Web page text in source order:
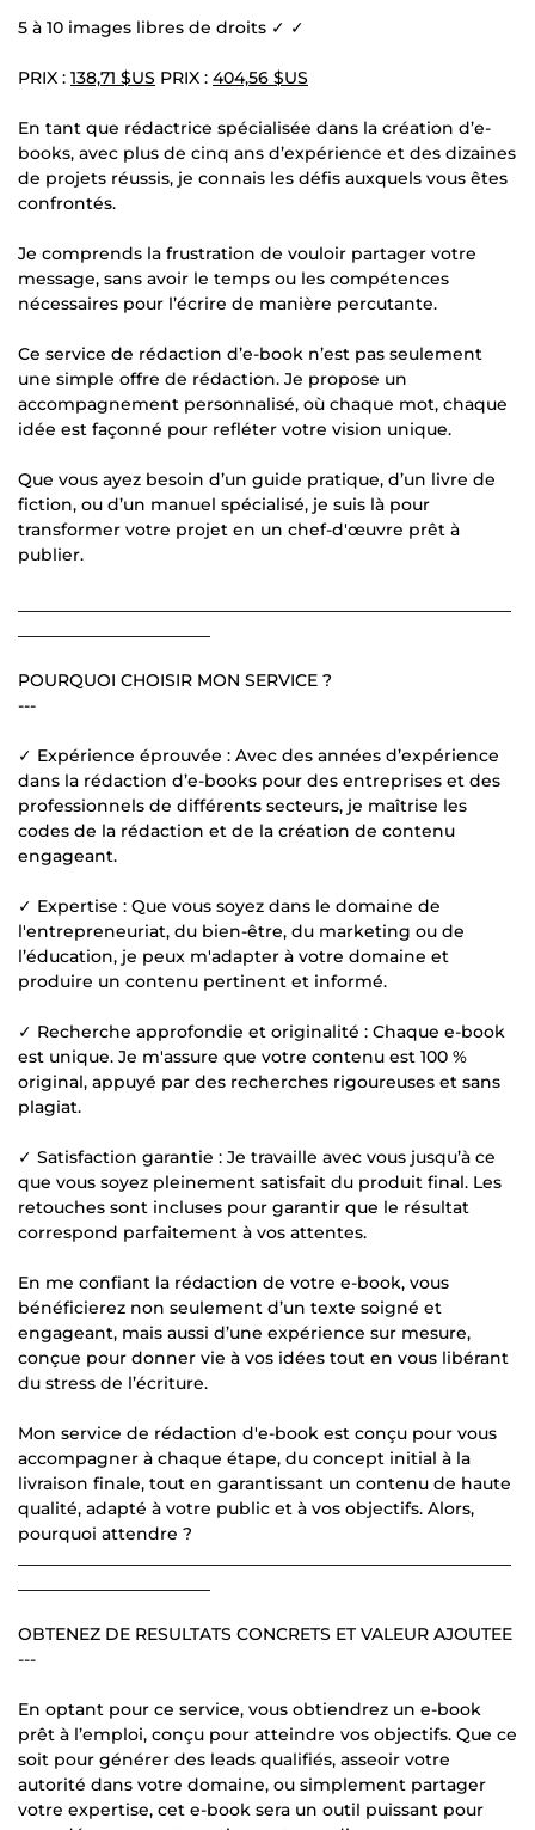
5 à 10 images libres de droits ✓ ✓
PRIX : 138,71 $US PRIX : 404,56 $US
En tant que rédactrice spécialisée dans la création d’e-
books, avec plus de cinq ans d’expérience et des dizaines
de projets réussis, je connais les défis auxquels vous êtes
confrontés.
Je comprends la frustration de vouloir partager votre
message, sans avoir le temps ou les compétences
nécessaires pour l’écrire de manière percutante.
Ce service de rédaction d’e-book n’est pas seulement
une simple offre de rédaction. Je propose un
accompagnement personnalisé, où chaque mot, chaque
idée est façonné pour refléter votre vision unique.
Que vous ayez besoin d’un guide pratique, d’un livre de
fiction, ou d’un manuel spécialisé, je suis là pour
transformer votre projet en un chef-d'œuvre prêt à
publier.
POURQUOI CHOISIR MON SERVICE ?
---
✓ Expérience éprouvée : Avec des années d’expérience
dans la rédaction d’e-books pour des entreprises et des
professionnels de différents secteurs, je maîtrise les
codes de la rédaction et de la création de contenu
engageant.
✓ Expertise : Que vous soyez dans le domaine de
l'entrepreneuriat, du bien-être, du marketing ou de
l’éducation, je peux m'adapter à votre domaine et
produire un contenu pertinent et informé.
✓ Recherche approfondie et originalité : Chaque e-book
est unique. Je m'assure que votre contenu est 100 %
original, appuyé par des recherches rigoureuses et sans
plagiat.
✓ Satisfaction garantie : Je travaille avec vous jusqu’à ce
que vous soyez pleinement satisfait du produit final. Les
retouches sont incluses pour garantir que le résultat
correspond parfaitement à vos attentes.
En me confiant la rédaction de votre e-book, vous
bénéficierez non seulement d’un texte soigné et
engageant, mais aussi d’une expérience sur mesure,
conçue pour donner vie à vos idées tout en vous libérant
du stress de l’écriture.
Mon service de rédaction d'e-book est conçu pour vous
accompagner à chaque étape, du concept initial à la
livraison finale, tout en garantissant un contenu de haute
qualité, adapté à votre public et à vos objectifs. Alors,
pourquoi attendre ?
OBTENEZ DE RESULTATS CONCRETS ET VALEUR AJOUTEE
---
En optant pour ce service, vous obtiendrez un e-book
prêt à l’emploi, conçu pour atteindre vos objectifs. Que ce
soit pour générer des leads qualifiés, asseoir votre
autorité dans votre domaine, ou simplement partager
votre expertise, cet e-book sera un outil puissant pour